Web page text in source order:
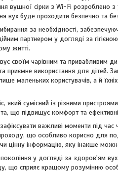
вушної сірки з Wi-Fi розроблено з
вух буде проходити безпечно та
за необхідності,
партнером у догляді за
житті.
своїм чарівним та привабливим
приємне використання для дітей.
маленьких користувачів, а й
сумісний із різними
що підвищує комфорт та
важливі моменти під час
що особливо корисно для
цінну інформацію, яку інакше
у догляді за здоров'ям
що сприяє кращому розумінню